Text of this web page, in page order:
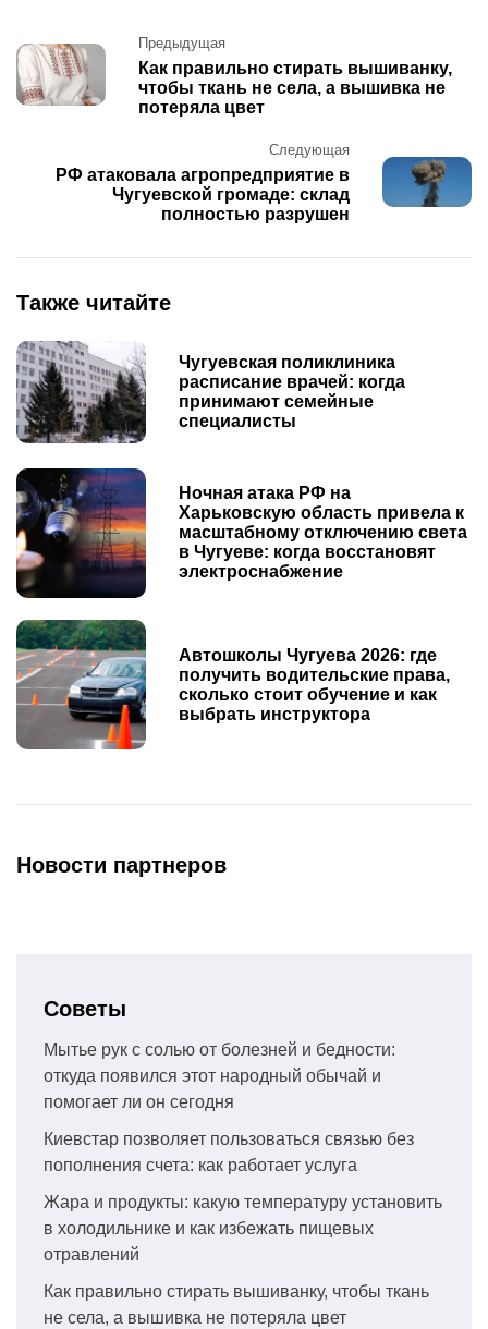
Post
navigation
Предыдущая
Как правильно стирать вышиванку,
чтобы ткань не села, а вышивка не
потеряла цвет
Следующая
РФ атаковала агропредприятие в
Чугуевской громаде: склад
полностью разрушен
Также читайте
Чугуевская поликлиника
расписание врачей: когда
принимают семейные
специалисты
Ночная атака РФ на
Харьковскую область привела к
масштабному отключению света
в Чугуеве: когда восстановят
электроснабжение
Автошколы Чугуева 2026: где
получить водительские права,
сколько стоит обучение и как
выбрать инструктора
Новости партнеров
Советы
Мытье рук с солью от болезней и бедности:
откуда появился этот народный обычай и
помогает ли он сегодня
Киевстар позволяет пользоваться связью без
пополнения счета: как работает услуга
Жара и продукты: какую температуру установить
в холодильнике и как избежать пищевых
отравлений
Как правильно стирать вышиванку, чтобы ткань
не села, а вышивка не потеряла цвет